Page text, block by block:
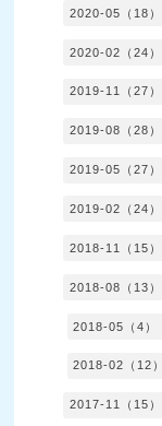
2020-05（18）
2020-02（24）
2019-11（27）
2019-08（28）
2019-05（27）
2019-02（24）
2018-11（15）
2018-08（13）
2018-05（4）
2018-02（12）
2017-11（15）